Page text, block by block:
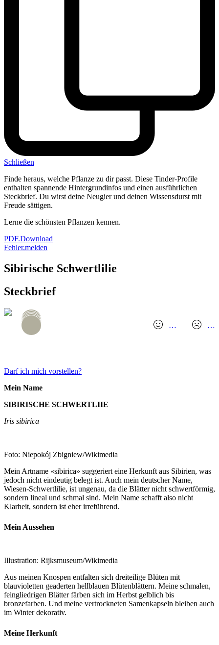
Schließen
Finde heraus, welche Pflanze zu dir passt. Diese Tinder-Profile
enthalten spannende Hintergrundinfos und einen ausführlichen
Steckbrief. Du wirst deine Neugier und deinen Wissensdurst mit
Freude sättigen.
Lerne die schönsten Pflanzen kennen.
PDF.Download
Fehler.melden
Sibirische Schwertlilie
Steckbrief
… …
Darf ich mich vorstellen?
Mein Name
SIBIRISCHE SCHWERTLIIE
Iris sibirica
Foto: Niepokój Zbigniew/Wikimedia
Mein Artname «sibirica» suggeriert eine Herkunft aus Sibirien, was
jedoch nicht eindeutig belegt ist. Auch mein deutscher Name,
Wiesen-Schwertlilie, ist ungenau, da die Blätter nicht schwertförmig,
sondern lineal und schmal sind. Mein Name schafft also nicht
Klarheit, sondern ist eher irreführend.
Mein Aussehen
Illustration: Rijksmuseum/Wikimedia
Aus meinen Knospen entfalten sich dreiteilige Blüten mit
blauvioletten geaderten hellblauen Blütenblättern. Meine schmalen,
feingliedrigen Blätter färben sich im Herbst gelblich bis
bronzefarben. Und meine vertrockneten Samenkapseln bleiben auch
im Winter dekorativ.
Meine Herkunft